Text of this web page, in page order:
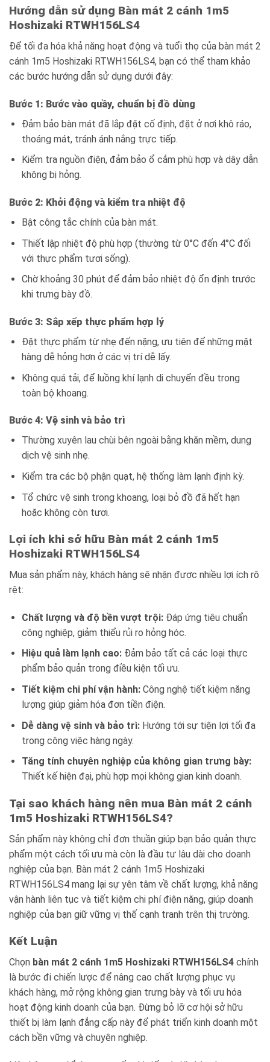
Hướng dẫn sử dụng Bàn mát 2 cánh 1m5
Hoshizaki RTWH156LS4
Để tối đa hóa khả năng hoạt động và tuổi thọ của bàn mát 2
cánh 1m5 Hoshizaki RTWH156LS4, bạn có thể tham khảo
các bước hướng dẫn sử dụng dưới đây:
Bước 1: Bước vào quầy, chuẩn bị đồ dùng
Đảm bảo bàn mát đã lắp đặt cố định, đặt ở nơi khô ráo,
thoáng mát, tránh ánh nắng trực tiếp.
Kiểm tra nguồn điện, đảm bảo ổ cắm phù hợp và dây dẫn
không bị hỏng.
Bước 2: Khởi động và kiểm tra nhiệt độ
Bật công tắc chính của bàn mát.
Thiết lập nhiệt độ phù hợp (thường từ 0°C đến 4°C đối
với thực phẩm tươi sống).
Chờ khoảng 30 phút để đảm bảo nhiệt độ ổn định trước
khi trưng bày đồ.
Bước 3: Sắp xếp thực phẩm hợp lý
Đặt thực phẩm từ nhẹ đến nặng, ưu tiên để những mặt
hàng dễ hỏng hơn ở các vị trí dễ lấy.
Không quá tải, để luồng khí lạnh di chuyển đều trong
toàn bộ khoang.
Bước 4: Vệ sinh và bảo trì
Thường xuyên lau chùi bên ngoài bằng khăn mềm, dung
dịch vệ sinh nhẹ.
Kiểm tra các bộ phận quạt, hệ thống làm lạnh định kỳ.
Tổ chức vệ sinh trong khoang, loại bỏ đồ đã hết hạn
hoặc không còn tươi.
Lợi ích khi sở hữu Bàn mát 2 cánh 1m5
Hoshizaki RTWH156LS4
Mua sản phẩm này, khách hàng sẽ nhận được nhiều lợi ích rõ
rệt:
Chất lượng và độ bền vượt trội:Đáp ứng tiêu chuẩn
công nghiệp, giảm thiểu rủi ro hỏng hóc.
Hiệu quả làm lạnh cao:Đảm bảo tất cả các loại thực
phẩm bảo quản trong điều kiện tối ưu.
Tiết kiệm chi phí vận hành:Công nghệ tiết kiệm năng
lượng giúp giảm hóa đơn tiền điện.
Dễ dàng vệ sinh và bảo trì:Hướng tới sự tiện lợi tối đa
trong công việc hàng ngày.
Tăng tính chuyên nghiệp của không gian trưng bày:
Thiết kế hiện đại, phù hợp mọi không gian kinh doanh.
Tại sao khách hàng nên mua Bàn mát 2 cánh
1m5 Hoshizaki RTWH156LS4?
Sản phẩm này không chỉ đơn thuần giúp bạn bảo quản thực
phẩm một cách tối ưu mà còn là đầu tư lâu dài cho doanh
nghiệp của bạn. Bàn mát 2 cánh 1m5 Hoshizaki
RTWH156LS4 mang lại sự yên tâm về chất lượng, khả năng
vận hành liên tục và tiết kiệm chi phí điện năng, giúp doanh
nghiệp của bạn giữ vững vị thế cạnh tranh trên thị trường.
Kết Luận
Chọn bàn mát 2 cánh 1m5 Hoshizaki RTWH156LS4 chính
là bước đi chiến lược để nâng cao chất lượng phục vụ
khách hàng, mở rộng không gian trưng bày và tối ưu hóa
hoạt động kinh doanh của bạn. Đừng bỏ lỡ cơ hội sở hữu
thiết bị làm lạnh đẳng cấp này để phát triển kinh doanh một
cách bền vững và chuyên nghiệp.